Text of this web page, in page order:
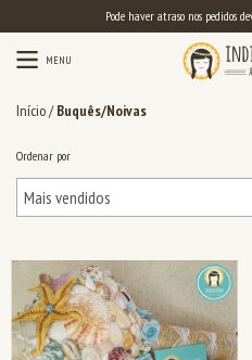
Pode haver atraso nos pedidos
MENU
Início/ Buquês/Noivas
Ordenar por